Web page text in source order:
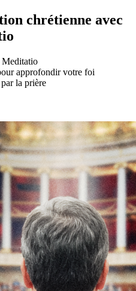
chrétienne avec
Meditatio
approfondir votre foi
la prière